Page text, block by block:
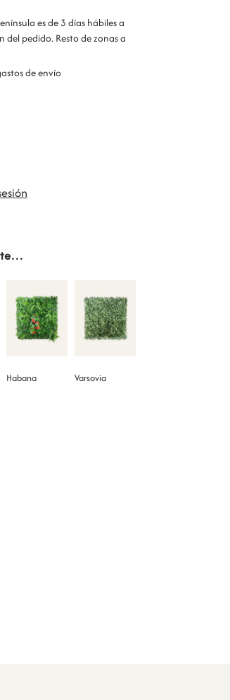
es de 3 días hábiles a
pedido. Resto de zonas a
de envío
Habana Varsovia